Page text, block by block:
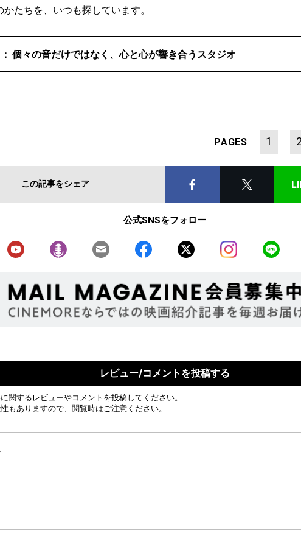
たちを、いつも探しています。
個々の音だけではなく、心と心が響き合うスタジオ
PAGES 1 2
この記事をシェア
公式SNSをフォロー
レビュー/コメントを投稿する
関するレビューやコメントを投稿してください。
もありますので、閲覧時はご注意ください。